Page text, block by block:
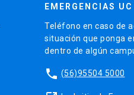
EMERGENCIAS UC
Teléfono en caso de
situación que ponga
dentro de algún
phone (56)95504 5000